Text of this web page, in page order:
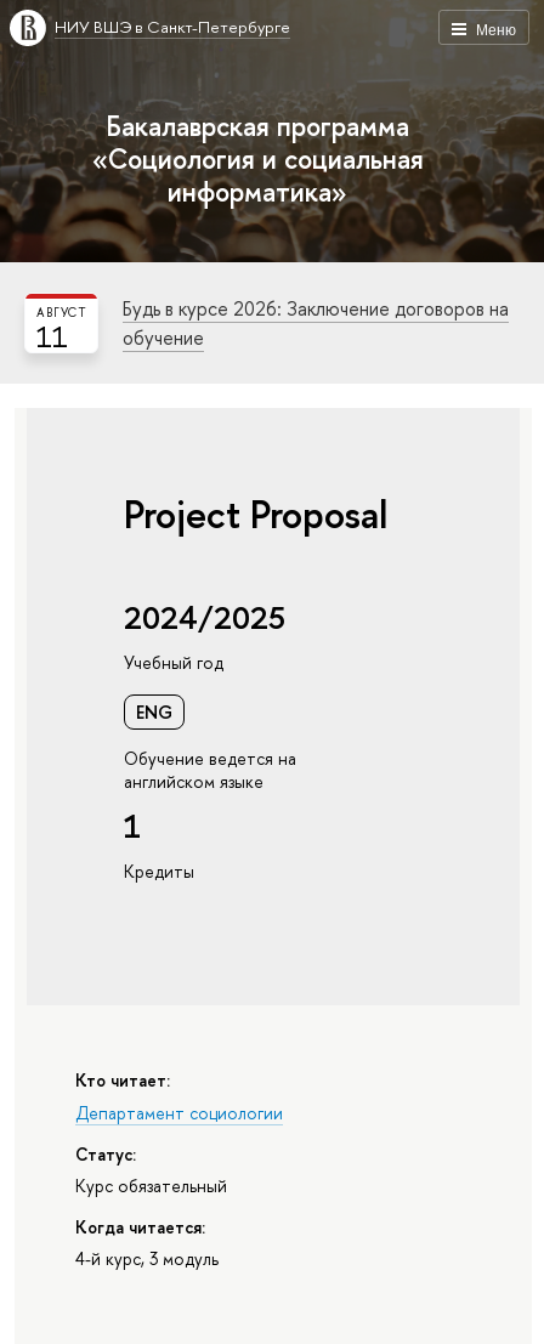
Меню
НИУ ВШЭ в Санкт-Петербурге
Бакалаврская программа
«Социология и социальная
информатика»
11
АВГУСТ
Будь в курсе 2026: Заключение договоров на
обучение
Project Proposal
2024/2025
Учебный год
ENG
Обучение ведется на
английском языке
1
Кредиты
Кто читает:
Департамент социологии
Статус:
Курс обязательный
Когда читается:
4-й курс, 3 модуль